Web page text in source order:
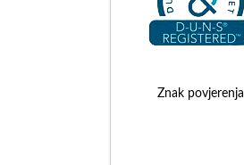
Znak povjerenja